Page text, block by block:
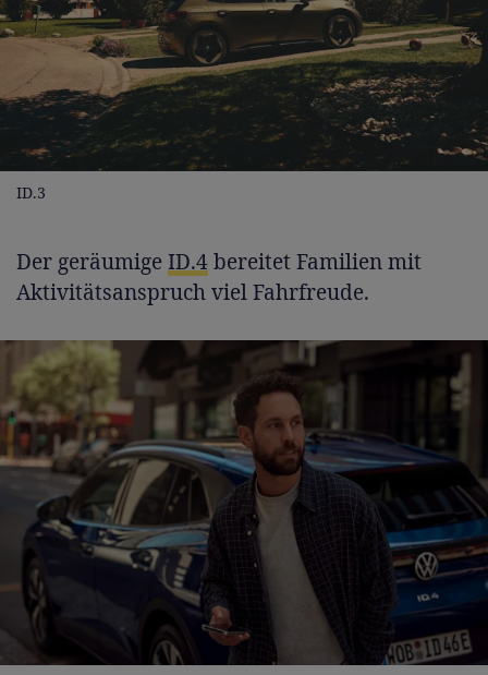
ID.3
Der geräumigeID.4bereitet Familien mit
Aktivitätsanspruch viel Fahrfreude.